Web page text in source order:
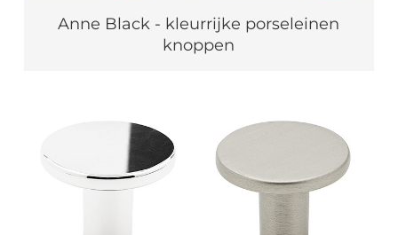
Anne Black - kleurrijke porseleinen
knoppen